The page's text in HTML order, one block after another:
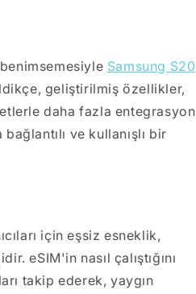
Samsung S20
geliştirilmiş özellikler,
daha fazla entegrasyon
ve kullanışlı bir
için eşsiz esneklik,
eSIM'in nasıl çalıştığını
takip ederek, yaygın